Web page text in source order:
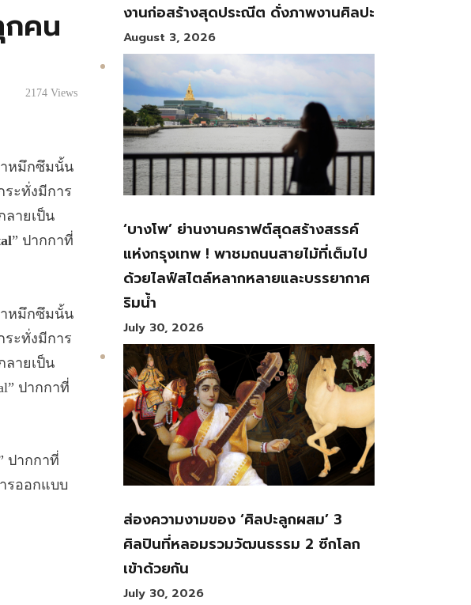
กคน
2174 Views
าหมึกซึมนั้น
ระทั่งมีการ
ายเป็น
” ปากกาที่
าหมึกซึมนั้น
ระทั่งมีการ
ายเป็น
ปากกาที่
ปากกาที่
รออกแบบ
งานก่อสร้างสุดประณีต ดั่งภาพงานศิลปะ
August 3, 2026
‘บางโพ’ ย่านงานคราฟต์สุดสร้างสรรค์
แห่งกรุงเทพ ! พาชมถนนสายไม้ที่เต็มไป
ด้วยไลฟ์สไตล์หลากหลายและบรรยากาศ
ริมน้ำ
July 30, 2026
ส่องความงามของ ‘ศิลปะลูกผสม’ 3
ศิลปินที่หลอมรวมวัฒนธรรม 2 ซีกโลก
เข้าด้วยกัน
July 30, 2026